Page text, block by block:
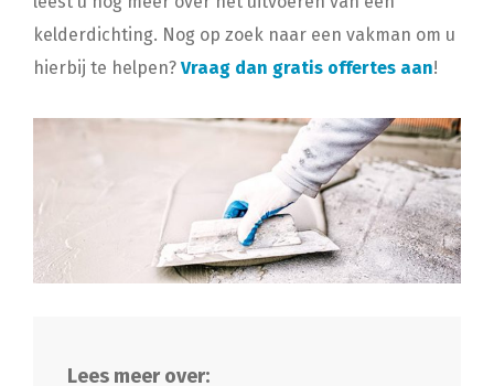
kelderdichting. Nog op zoek naar een vakman om u
hierbij te helpen? Vraag dan gratis offertes aan!
Lees meer over: